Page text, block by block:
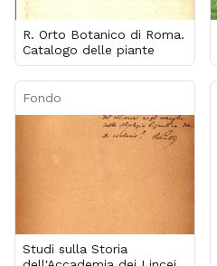
R. Orto Botanico di Roma.
Catalogo delle piante
Fondo
Studi sulla Storia